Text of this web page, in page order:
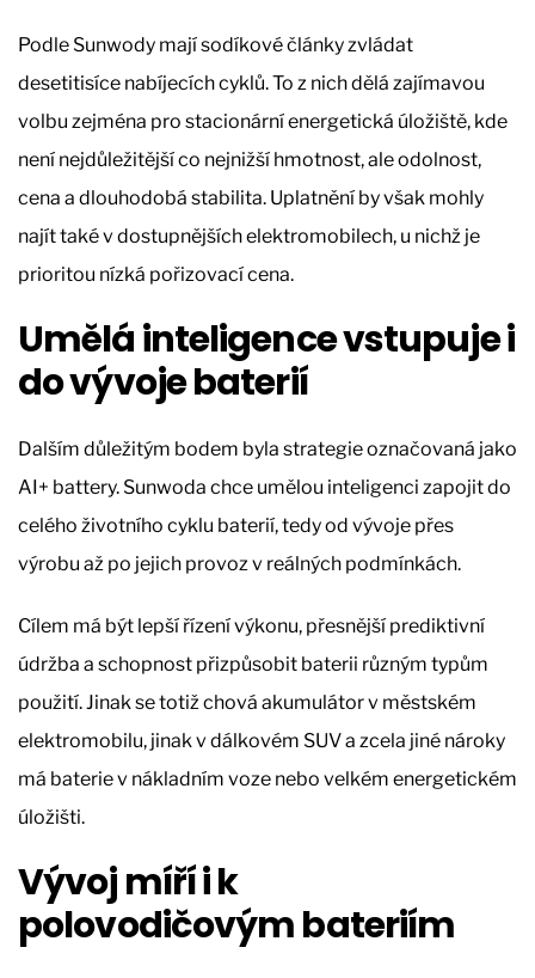
Podle Sunwody mají sodíkové články zvládat
desetitisíce nabíjecích cyklů. To z nich dělá zajímavou
volbu zejména pro stacionární energetická úložiště, kde
není nejdůležitější co nejnižší hmotnost, ale odolnost,
cena a dlouhodobá stabilita. Uplatnění by však mohly
najít také v dostupnějších elektromobilech, u nichž je
prioritou nízká pořizovací cena.
Umělá inteligence vstupuje i
do vývoje baterií
Dalším důležitým bodem byla strategie označovaná jako
AI+ battery. Sunwoda chce umělou inteligenci zapojit do
celého životního cyklu baterií, tedy od vývoje přes
výrobu až po jejich provoz v reálných podmínkách.
Cílem má být lepší řízení výkonu, přesnější prediktivní
údržba a schopnost přizpůsobit baterii různým typům
použití. Jinak se totiž chová akumulátor v městském
elektromobilu, jinak v dálkovém SUV a zcela jiné nároky
má baterie v nákladním voze nebo velkém energetickém
úložišti.
Vývoj míří i k
polovodičovým bateriím